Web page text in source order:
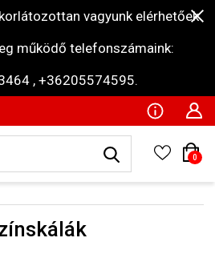
vagyunk elérhetőek
működő telefonszámaink:
, +36205574595.
0